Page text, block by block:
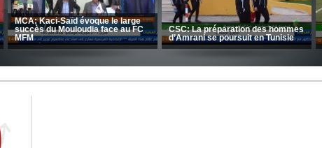
Entretien avec Moulay Haddou
CRB: Entretien avec Toufik
Korichi